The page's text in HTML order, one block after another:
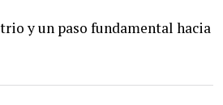
y un paso fundamental hacia